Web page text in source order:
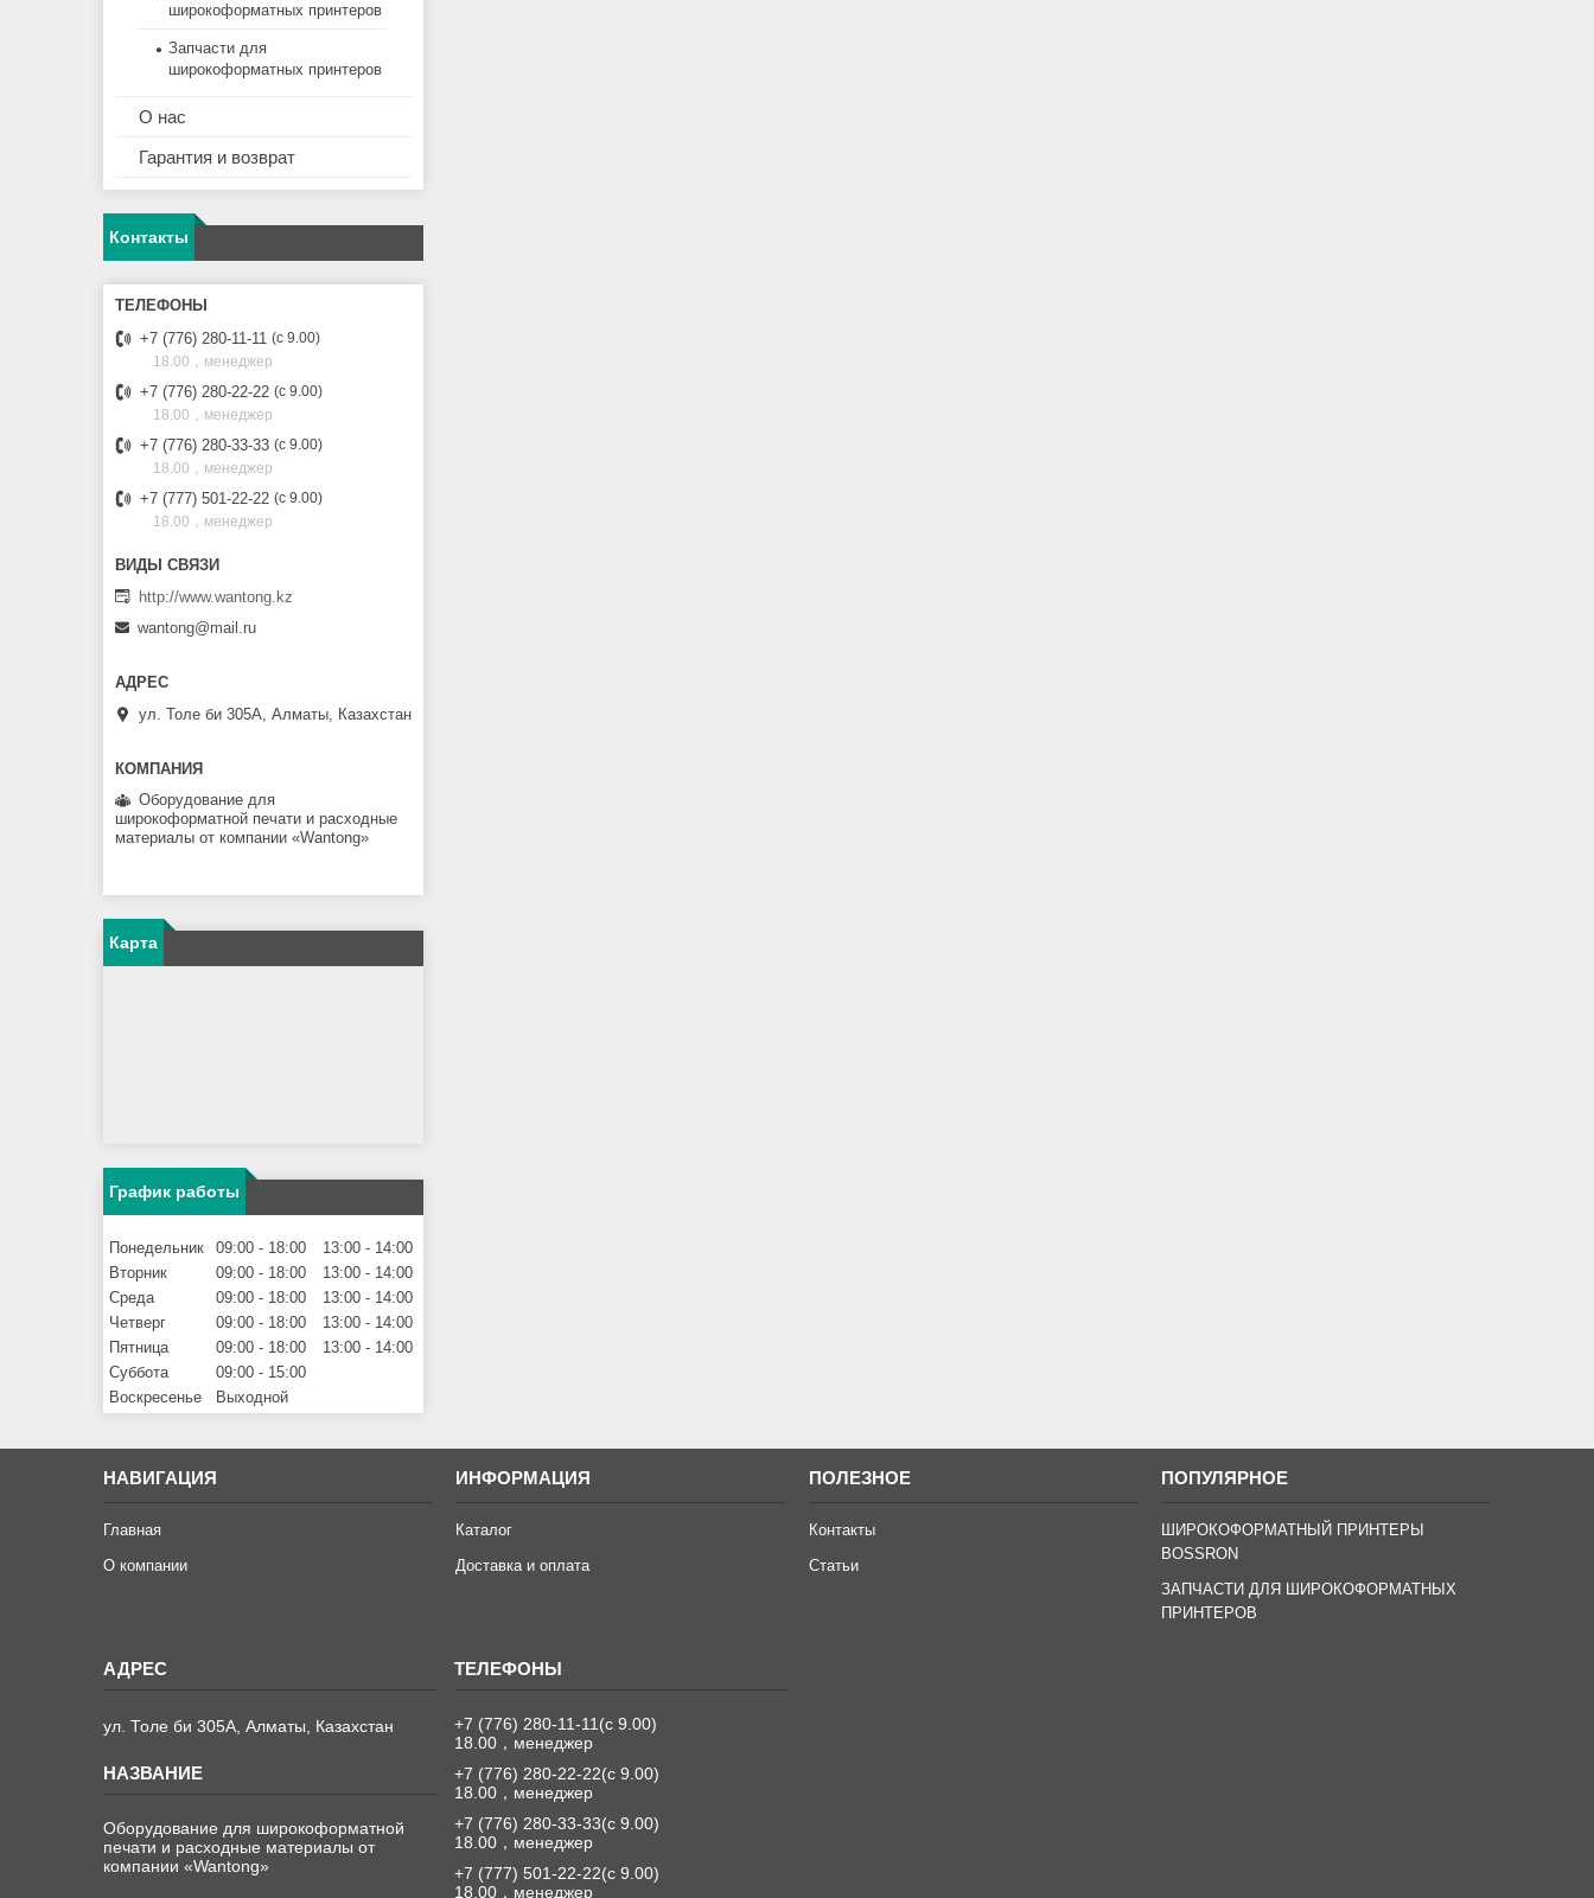
широкоформатных принтеров
Запчасти для
широкоформатных принтеров
О нас
Гарантия и возврат
Контакты
+7 (776) 280-11-11 с 9.00
18.00，менеджер
+7 (776) 280-22-22 с 9.00
18.00，менеджер
+7 (776) 280-33-33 с 9.00
18.00，менеджер
+7 (777) 501-22-22 с 9.00
18.00，менеджер
http://www.wantong.kz
wantong@mail.ru
ул. Толе би 305А, Алматы, Казахстан
Оборудование для
широкоформатной печати и расходные
материалы от компании «Wantong»
Карта
График работы
Понедельник 09:00 18:00 13:00
14:00
Вторник
09:00 18:00 13:00
14:00
Среда
09:00 18:00 13:00
14:00
Четверг
09:00 18:00 13:00
14:00
Пятница
09:00 18:00 13:00
14:00
Суббота
09:00
15:00
Воскресенье
Выходной
НАВИГАЦИЯ
Главная
О компании
ИНФОРМАЦИЯ
Каталог
Доставка и оплата
ПОЛЕЗНОЕ
Контакты
Статьи
ПОПУЛЯРНОЕ
ШИРОКОФОРМАТНЫЙ ПРИНТЕРЫ
BOSSRON
ЗАПЧАСТИ ДЛЯ ШИРОКОФОРМАТНЫХ
ПРИНТЕРОВ
ул. Толе би 305А, Алматы, Казахстан
Оборудование для широкоформатной
печати и расходные материалы от
компании «Wantong»
+7 (776) 280-11-11 с 9.00
18.00，менеджер
+7 (776) 280-22-22 с 9.00
18.00，менеджер
+7 (776) 280-33-33 с 9.00
18.00，менеджер
+7 (777) 501-22-22 с 9.00
18.00，менеджер